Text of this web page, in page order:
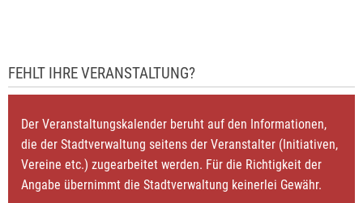
FEHLT IHRE VERANSTALTUNG?
Der Veranstaltungskalender beruht auf den Informationen,
die der Stadtverwaltung seitens der Veranstalter (Initiativen,
Vereine etc.) zugearbeitet werden. Für die Richtigkeit der
Angabe übernimmt die Stadtverwaltung keinerlei Gewähr.